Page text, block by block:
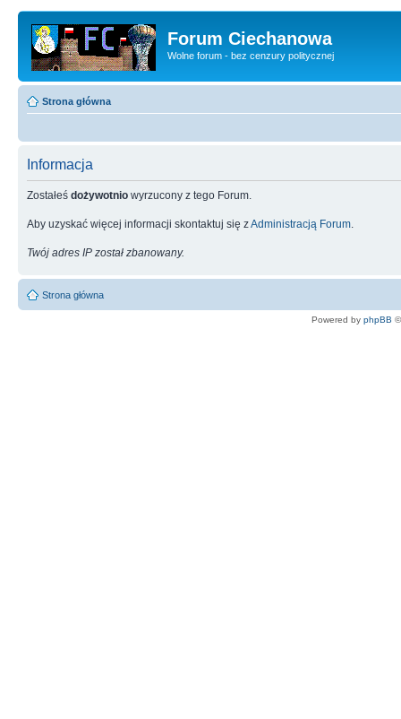
Forum Ciechanowa
Wolne forum - bez cenzury politycznej
Strona główna
Informacja
Zostałeś dożywotnio wyrzucony z tego Forum.
Aby uzyskać więcej informacji skontaktuj się zAdministracją Forum
Twój adres IP został zbanowany.
Strona główna
Powered by phpBB